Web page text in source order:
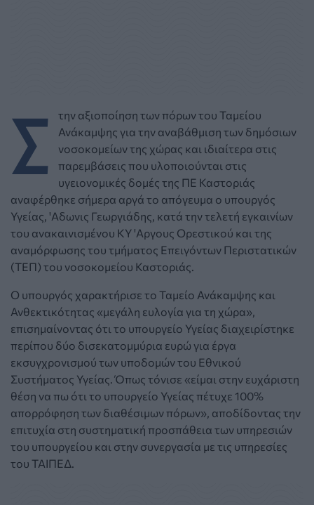
Σ
την αξιοποίηση των πόρων του Ταμείου
Ανάκαμψης για την αναβάθμιση των δημόσιων
νοσοκομείων της χώρας και ιδιαίτερα στις
παρεμβάσεις που υλοποιούνται στις
υγειονομικές δομές της ΠΕ Καστοριάς
αναφέρθηκε σήμερα αργά το απόγευμα ο υπουργός
Υγείας, 'Αδωνις Γεωργιάδης, κατά την τελετή εγκαινίων
του ανακαινισμένου ΚΥ 'Αργους Ορεστικού και της
αναμόρφωσης του τμήματος Επειγόντων Περιστατικών
(ΤΕΠ) του νοσοκομείου Καστοριάς.
Ο υπουργός χαρακτήρισε το Ταμείο Ανάκαμψης και
Ανθεκτικότητας «μεγάλη ευλογία για τη χώρα»,
επισημαίνοντας ότι το υπουργείο Υγείας διαχειρίστηκε
περίπου δύο δισεκατομμύρια ευρώ για έργα
εκσυγχρονισμού των υποδομών του Εθνικού
Συστήματος Υγείας. Όπως τόνισε «είμαι στην ευχάριστη
θέση να πω ότι το υπουργείο Υγείας πέτυχε 100%
απορρόφηση των διαθέσιμων πόρων», αποδίδοντας την
επιτυχία στη συστηματική προσπάθεια των υπηρεσιών
του υπουργείου και στην συνεργασία με τις υπηρεσίες
του ΤΑΙΠΕΔ.